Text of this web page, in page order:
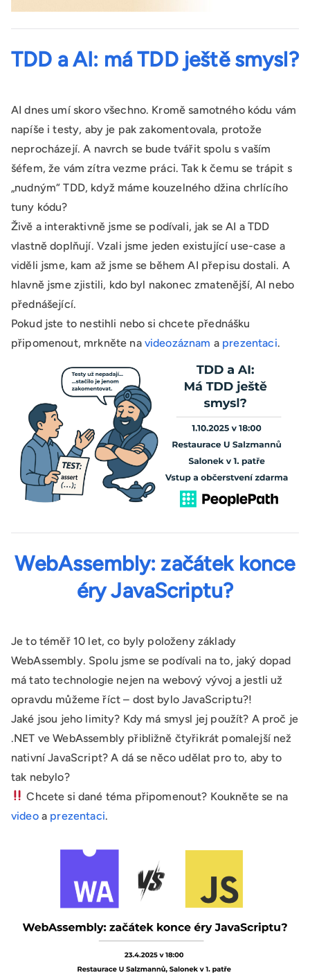
TDD a AI: má TDD ještě smysl?
AI dnes umí skoro všechno. Kromě samotného kódu vám
napíše i testy, aby je pak zakomentovala, protože
neprocházejí. A navrch se bude tvářit spolu s vaším
šéfem, že vám zítra vezme práci. Tak k čemu se trápit s
„nudným“ TDD, když máme kouzelného džina chrlícího
tuny kódu?
Živě a interaktivně jsme se podívali, jak se AI a TDD
vlastně doplňují. Vzali jsme jeden existující use-case a
viděli jsme, kam až jsme se během AI přepisu dostali. A
hlavně jsme zjistili, kdo byl nakonec zmatenější, AI nebo
přednášející.
Pokud jste to nestihli nebo si chcete přednášku
připomenout, mrkněte na videozáznam a prezentaci.
WebAssembly: začátek konce
éry JavaScriptu?
Je to téměř 10 let, co byly položeny základy
WebAssembly. Spolu jsme se podívali na to, jaký dopad
má tato technologie nejen na webový vývoj a jestli už
opravdu můžeme říct – dost bylo JavaScriptu?!
Jaké jsou jeho limity? Kdy má smysl jej použít? A proč je
.NET ve WebAssembly přibližně čtyřikrát pomalejší než
nativní JavaScript? A dá se něco udělat pro to, aby to
tak nebylo?
Chcete si dané téma připomenout? Koukněte se na
videoa prezentaci.